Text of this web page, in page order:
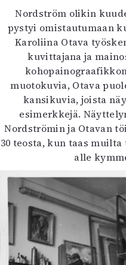
Nordström olikin
pystyi omistautumaan
Karoliina Otava
kuvittajana ja
muotokuvia, Otava
kansikuvia, joista
esimerkkejä.
Nordströmin ja Otavan
30 teosta, kun taas
alle